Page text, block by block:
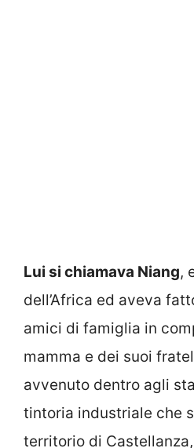
Lui si chiamava Niang,
dell’Africa ed aveva
amici di famiglia in
mamma e dei suoi
avvenuto dentro agli
tintoria industriale che
territorio di